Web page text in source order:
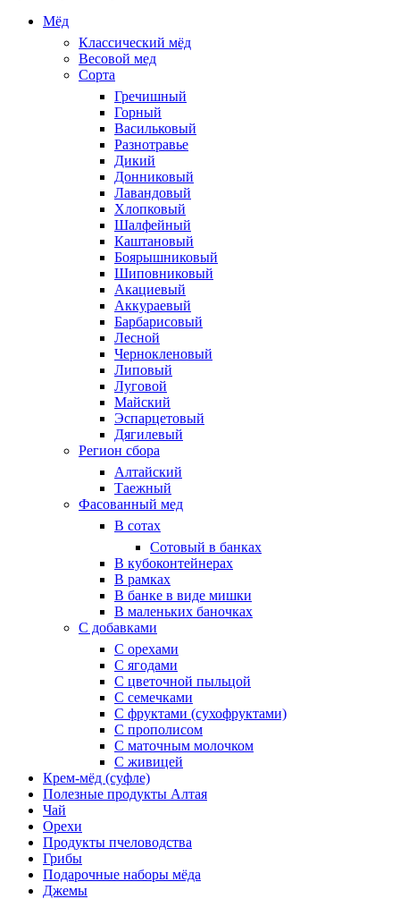
Мёд
Классический мёд
Весовой мед
Сорта
Гречишный
Горный
Васильковый
Разнотравье
Дикий
Донниковый
Лавандовый
Хлопковый
Шалфейный
Каштановый
Боярышниковый
Шиповниковый
Акациевый
Аккураевый
Барбарисовый
Лесной
Чернокленовый
Липовый
Луговой
Майский
Эспарцетовый
Дягилевый
Регион сбора
Алтайский
Таежный
Фасованный мед
В сотах
Сотовый в банках
В кубоконтейнерах
В рамках
В банке в виде мишки
В маленьких баночках
С добавками
С орехами
С ягодами
С цветочной пыльцой
С семечками
С фруктами (сухофруктами)
С прополисом
С маточным молочком
С живицей
Крем-мёд (суфле)
Полезные продукты Алтая
Чай
Орехи
Продукты пчеловодства
Грибы
Подарочные наборы мёда
Джемы